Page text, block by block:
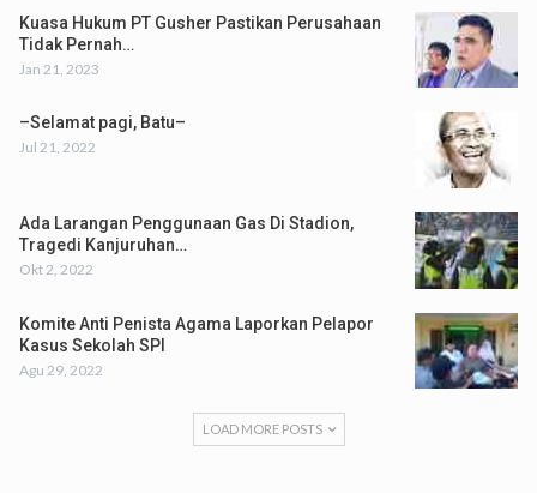
Kuasa Hukum PT Gusher Pastikan Perusahaan
Tidak Pernah…
Jan 21, 2023
–Selamat pagi, Batu–
Jul 21, 2022
Ada Larangan Penggunaan Gas Di Stadion,
Tragedi Kanjuruhan…
Okt 2, 2022
Komite Anti Penista Agama Laporkan Pelapor
Kasus Sekolah SPI
Agu 29, 2022
LOAD MORE POSTS